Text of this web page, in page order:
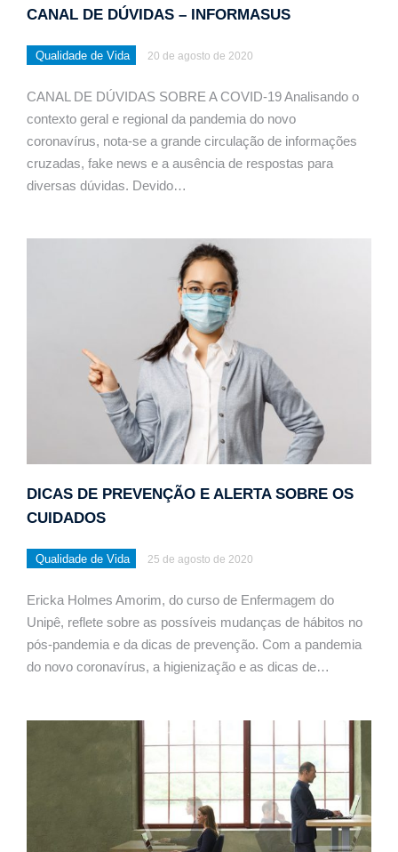
CANAL DE DÚVIDAS – INFORMASUS
Qualidade de Vida 20 de agosto de 2020
CANAL DE DÚVIDAS SOBRE A COVID-19 Analisando o
contexto geral e regional da pandemia do novo
coronavírus, nota-se a grande circulação de informações
cruzadas, fake news e a ausência de respostas para
diversas dúvidas. Devido…
DICAS DE PREVENÇÃO E ALERTA SOBRE OS
CUIDADOS
Qualidade de Vida 25 de agosto de 2020
Ericka Holmes Amorim, do curso de Enfermagem do
Unipê, reflete sobre as possíveis mudanças de hábitos no
pós-pandemia e da dicas de prevenção. Com a pandemia
do novo coronavírus, a higienização e as dicas de…